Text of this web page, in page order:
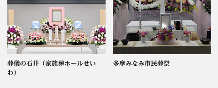
葬儀の石井（家族葬ホールせい
わ）
多摩みなみ市民葬祭